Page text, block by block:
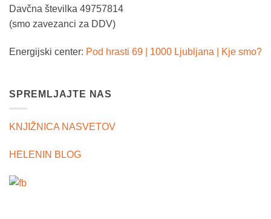
Davčna številka 49757814
(smo zavezanci za DDV)
Energijski center: Pod hrasti 69 | 1000 Ljubljana | Kje smo?
SPREMLJAJTE NAS
KNJIŽNICA NASVETOV
HELENIN BLOG